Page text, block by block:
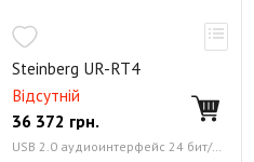
Steinberg UR-RT4
Відсутній
36 372 грн.
USB 2.0 аудиоинтерфейс 24 бит/192 кГц